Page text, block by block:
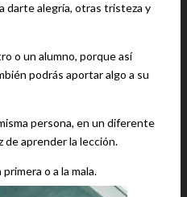
darte alegría, otras tristeza y
o un alumno, porque así
podrás aportar algo a su
persona, en un diferente
de aprender la lección.
o a la mala.